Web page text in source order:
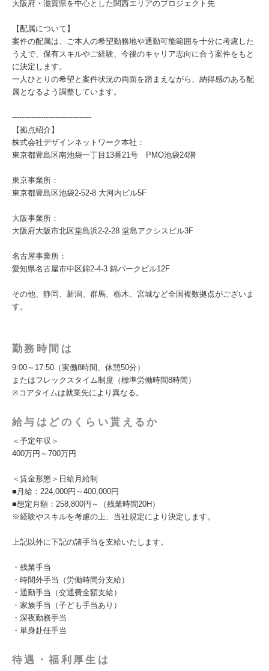
大阪府・滋賀県を中心とした関西エリアのプロジェクト先
【配属について】
案件の配属は、ご本人の希望勤務地や通勤可能範囲を十分に考慮した
うえで、保有スキルやご経験、今後のキャリア志向に合う案件をもと
に決定します。
一人ひとりの希望と案件状況の両面を踏まえながら、納得感のある配
属となるよう調整しています。
---------------------------------
【拠点紹介】
株式会社デザインネットワーク本社：
東京都豊島区南池袋一丁目13番21号 PMO池袋24階
東京事業所：
東京都豊島区池袋2-52-8 大河内ビル5F
大阪事業所：
大阪府大阪市北区堂島浜2-2-28 堂島アクシスビル3F
名古屋事業所：
愛知県名古屋市中区錦2-4-3 錦パークビル12F
その他、静岡、新潟、群馬、栃木、宮城など全国複数拠点がございま
す。
勤務時間は
9:00～17:50（実働8時間、休憩50分）
またはフレックスタイム制度（標準労働時間8時間）
※コアタイムは就業先により異なる。
給与はどのくらい貰えるか
＜予定年収＞
400万円～700万円
＜賃金形態＞日給月給制
■月給：224,000円～400,000円
■想定月額：258,800円～（残業時間20H）
※経験やスキルを考慮の上、当社規定により決定します。
上記以外に下記の諸手当を支給いたします。
・残業手当
・時間外手当（労働時間分支給）
・通勤手当（交通費全額支給）
・家族手当（子ども手当あり）
・深夜勤務手当
・単身赴任手当
待遇・福利厚生は